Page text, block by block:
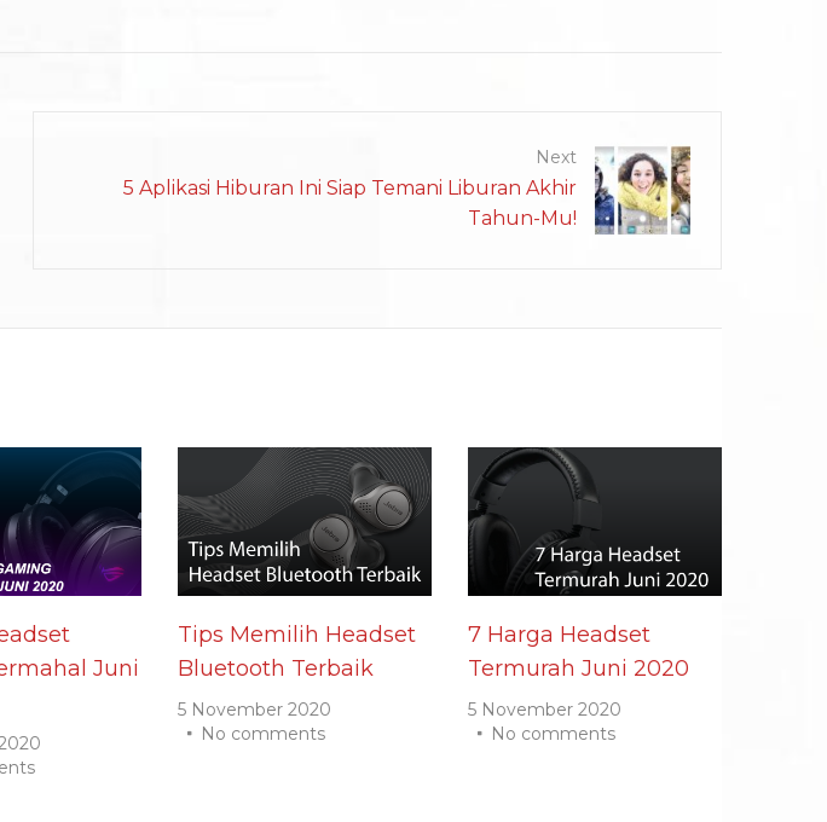
Next
5 Aplikasi Hiburan Ini Siap Temani Liburan Akhir
Tahun-Mu!
Juni
Tips Memilih Headset
Bluetooth Terbaik
5 November 2020
No comments
7 Harga Headset
Termurah Juni 2020
5 November 2020
No comments